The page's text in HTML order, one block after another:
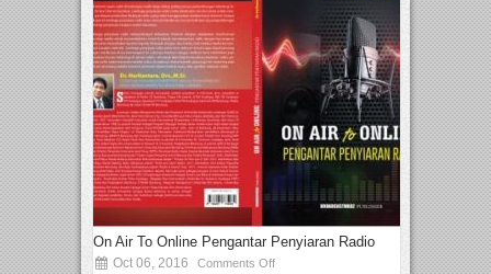
On Air To Online Pengantar Penyiaran Radio
Oct 06, 2016 Comments Off